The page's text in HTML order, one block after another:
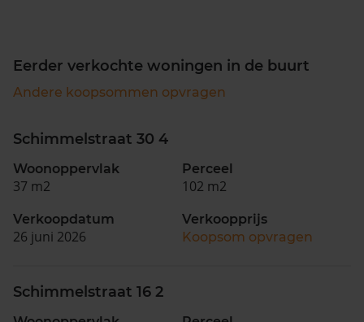
Eerder verkochte woningen in de buurt
Andere koopsommen opvragen
Schimmelstraat 30 4
Woonoppervlak
37 m2
Perceel
102 m2
Verkoopdatum
26 juni 2026
Verkoopprijs
Koopsom opvragen
Schimmelstraat 16 2